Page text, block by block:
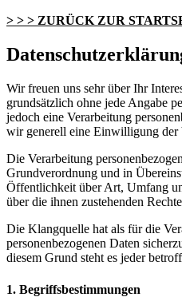
> > > ZURÜCK ZUR
Wir freuen uns sehr über Ihr
grundsätzlich ohne jede Angabe
jedoch eine Verarbeitung
wir generell eine Einwilligung der
Die Verarbeitung
Grundverordnung und in
Öffentlichkeit über Art, Umfang
über die ihnen zustehenden
Die Klangquelle hat als für die
personenbezogenen Daten
diesem Grund steht es jeder
1. Begriffsbestimmungen